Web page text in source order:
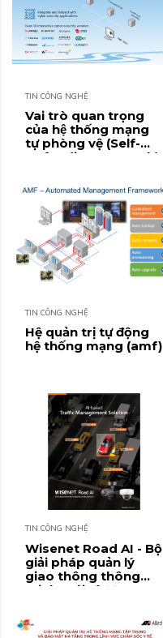
TIN CÔNG NGHỆ
Vai trò quan trọng
của hệ thống mạng
tự phòng vệ (Self-
Defending Network)
Allied Telesis
TIN CÔNG NGHỆ
Hệ quản trị tự động
hệ thống mạng (amf)
TIN CÔNG NGHỆ
Wisenet Road AI - Bộ
giải pháp quản lý
giao thông thông
minh mới, được cung
camera: PNV-
A9081RLP, PNO-